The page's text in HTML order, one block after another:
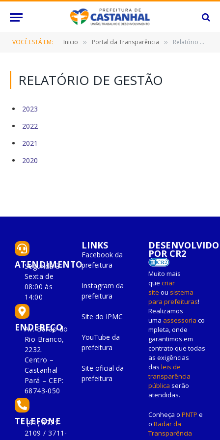
VOCÊ ESTÁ EM: Inicio » Portal da Transparência » Relatório de Gestão
RELATÓRIO DE GESTÃO
2023
2022
2021
2020
ATENDIMENTO
Segunda à
Sexta de
08:00 às
14:00
ENDEREÇO
Av. Barão do
Rio Branco,
2232.
Centro –
Castanhal –
Pará – CEP:
68743-050
TELEFONE
(91) 3721-
2109 / 3711-
LINKS
Facebook da
prefeitura
Instagram da
prefeitura
Site do IPMC
YouTube da
prefeitura
Site oficial da
prefeitura
DESENVOLVIDO
POR CR2
Muito mais
que criar
site ou sistema
para prefeituras!
Realizamos
uma assessoria co
mpleta, onde
garantimos em
contrato que todas
as exigências
das leis de
transparência
pública serão
atendidas.
Conheça o PNTP e
o Radar da
Transparência